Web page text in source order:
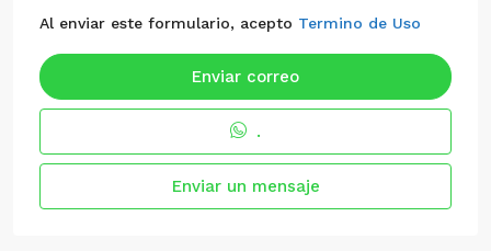
Al enviar este formulario, acepto Termino de Uso
Enviar correo
.
Enviar un mensaje